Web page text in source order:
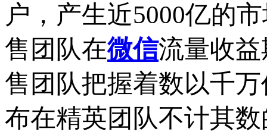
户，产生近5000亿的
售团队在微信流量收
售团队把握着数以千
布在精英团队不计其